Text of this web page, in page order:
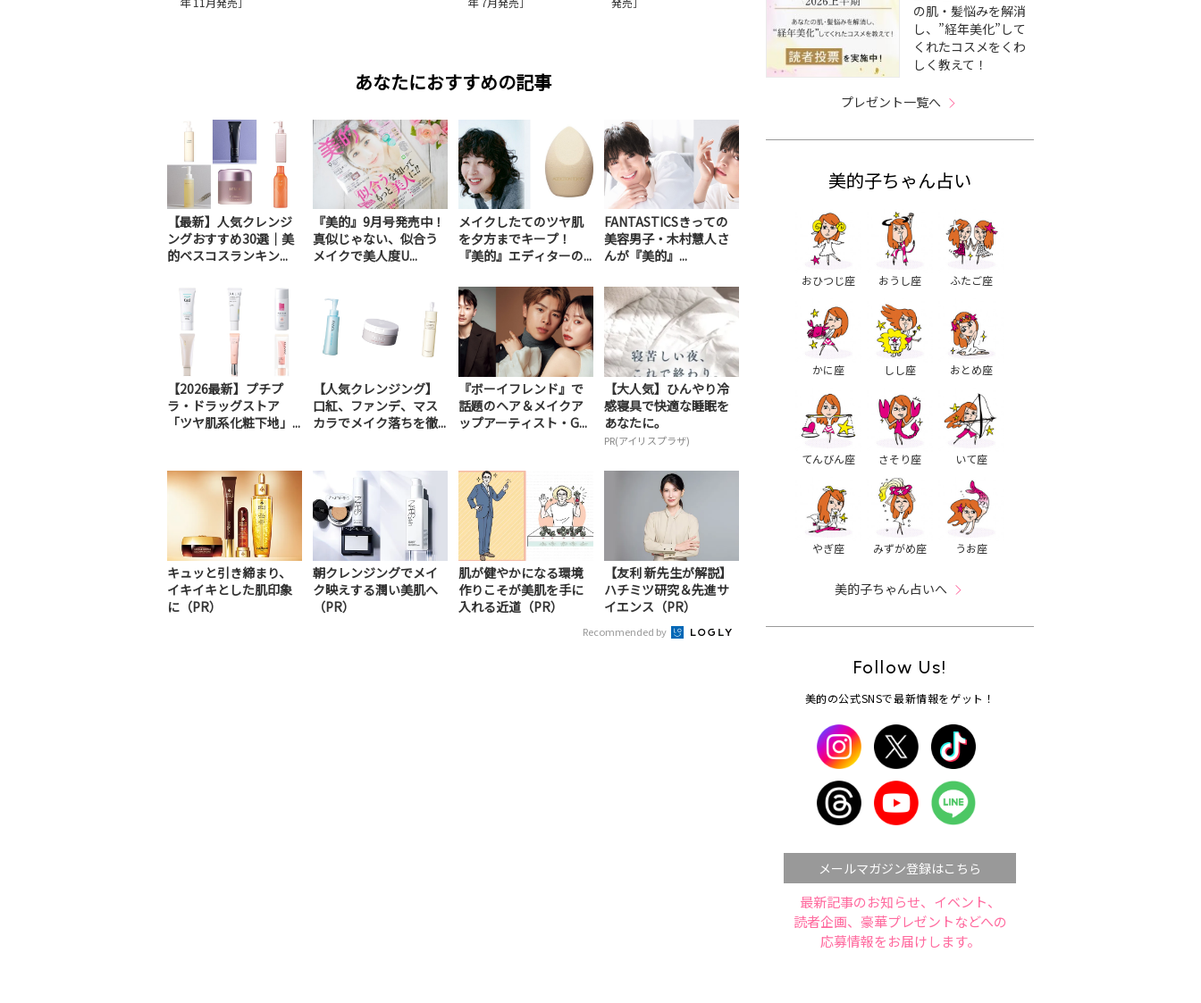
あなたにおすすめの記事
【最新】人気クレンジ
ングおすすめ30選｜美
的ベスコスランキン...
『美的』9月号発売中！
真似じゃない、似合う
メイクで美人度U...
メイクしたてのツヤ肌
を夕方までキープ！
『美的』エディターの...
FANTASTICSきっての
美容男子・木村慧人さ
んが『美的』...
【2026最新】プチプ
ラ・ドラッグストア
「ツヤ肌系化粧下地」...
【人気クレンジング】
口紅、ファンデ、マス
カラでメイク落ちを徹...
『ボーイフレンド』で
話題のヘア＆メイクア
ップアーティスト・G...
【大人気】ひんやり冷
感寝具で快適な睡眠を
あなたに。
PR(アイリスプラザ)
キュッと引き締まり、
イキイキとした肌印象
に（PR）
朝クレンジングでメイ
ク映えする潤い美肌へ
（PR）
肌が健やかになる環境
作りこそが美肌を手に
入れる近道（PR）
【友利 新先生が解説】
ハチミツ研究＆先進サ
イエンス（PR）
Recommended by
の肌・髪悩みを解消
し、”経年美化”して
くれたコスメをくわ
しく教えて！
プレゼント一覧へ
美的子ちゃん占い
おひつじ座 おうし座 ふたご座
かに座 しし座 おとめ座
てんびん座 さそり座 いて座
やぎ座 みずがめ座 うお座
美的子ちゃん占いへ
Follow Us!
美的の公式SNSで最新情報をゲット！
メールマガジン登録はこちら
最新記事のお知らせ、イベント、
読者企画、豪華プレゼントなどへの
応募情報をお届けします。